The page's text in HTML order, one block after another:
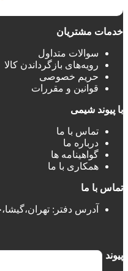
خدمات مشتریان
سوالات متداول
رویه‌های بازگرداندن کالا
حریم خصوصی
قوانین و مقررات
با پیوند شیمی
تماس با ما
درباره ما
گواهینامه ها
همکاری با ما
تماس با ما
آدرس دفتر: تهران،گیشا،جلال
پیوند